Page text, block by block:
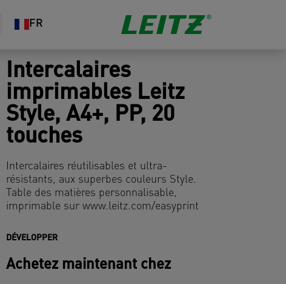
FR
Intercalaires
imprimables Leitz
Style, A4+, PP, 20
touches
Intercalaires réutilisables et ultra-
résistants, aux superbes couleurs Style.
Table des matières personnalisable,
imprimable sur www.leitz.com/easyprint
DÉVELOPPER
Achetez maintenant chez